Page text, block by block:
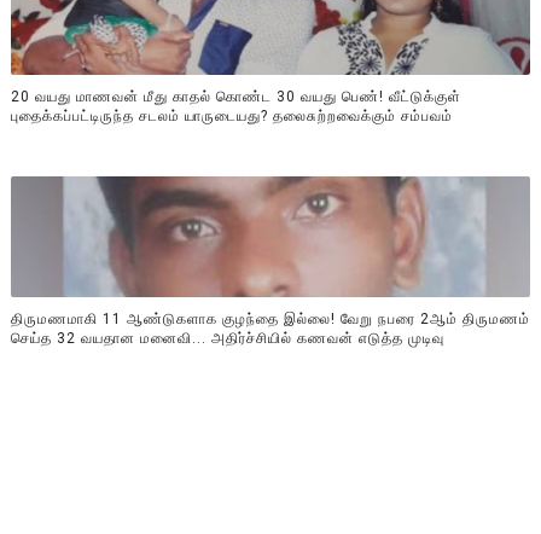
20 வயது மாணவன் மீது காதல் கொண்ட 30 வயது பெண்! வீட்டுக்குள்
புதைக்கப்பட்டிருந்த சடலம் யாருடையது? தலைசுற்றவைக்கும் சம்பவம்
திருமணமாகி 11 ஆண்டுகளாக குழந்தை இல்லை! வேறு நபரை 2ஆம் திருமணம்
செய்த 32 வயதான மனைவி... அதிர்ச்சியில் கணவன் எடுத்த முடிவு